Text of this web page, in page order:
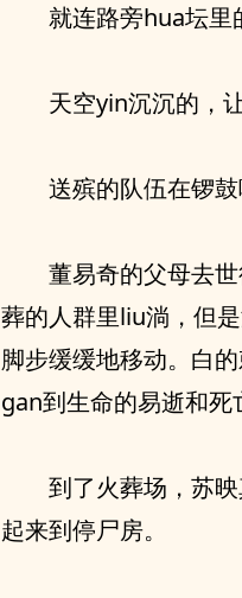
就连路旁hua坛里
天空yin沉沉的，
送殡的队伍在锣鼓
董易奇的父母去
葬的人群里liu淌，但
脚步缓缓地移动。白
gan到生命的易逝和死
到了火葬场，苏
起来到停尸房。